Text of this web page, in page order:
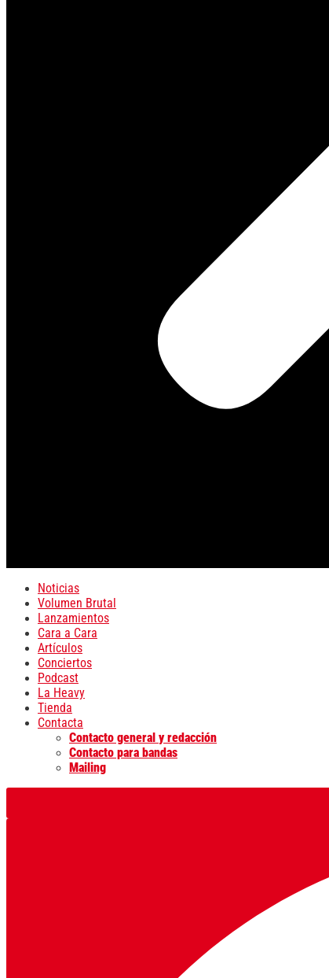
Noticias
Volumen Brutal
Lanzamientos
Cara a Cara
Artículos
Conciertos
Podcast
La Heavy
Tienda
Contacta
Contacto general y redacción
Contacto para bandas
Mailing